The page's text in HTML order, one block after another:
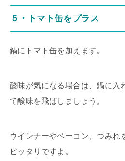
５・トマト缶をプラス
鍋にトマト缶を加えます。
酸味が気になる場合は、鍋に入
て酸味を飛ばしましょう。
ウインナーやベーコン、つみれ
ピッタリですよ。